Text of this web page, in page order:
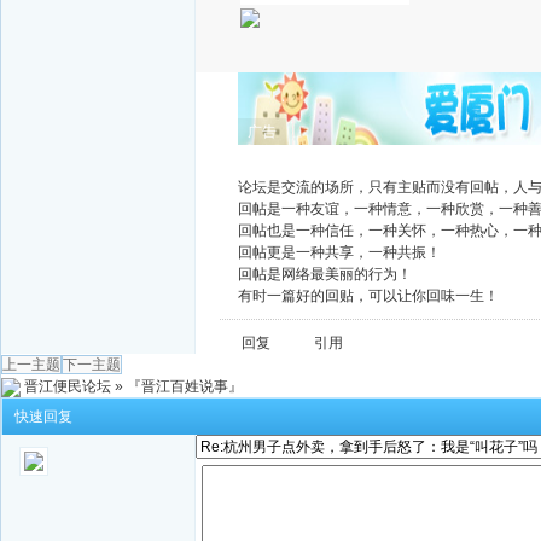
广告
论坛是交流的场所，只有主贴而没有回帖，人
回帖是一种友谊，一种情意，一种欣赏，一种
回帖也是一种信任，一种关怀，一种热心，一
回帖更是一种共享，一种共振！
回帖是网络最美丽的行为！
有时一篇好的回贴，可以让你回味一生！
回复
引用
上一主题 下一主题
晋江便民论坛 »
『晋江百姓说事』
快速回复